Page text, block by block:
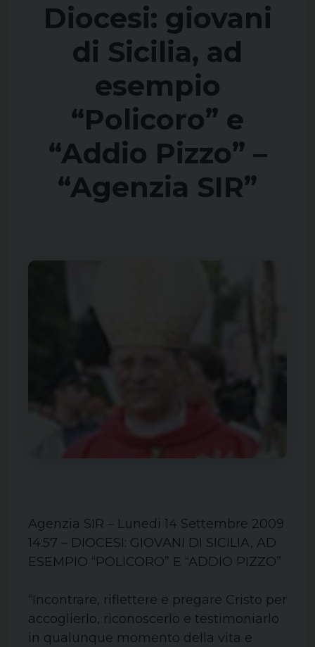
Diocesi: giovani
di Sicilia, ad
esempio
“Policoro” e
“Addio Pizzo” –
“Agenzia SIR”
Agenzia SIR – Lunedi 14 Settembre 2009
14:57 – DIOCESI: GIOVANI DI SICILIA, AD
ESEMPIO “POLICORO” E “ADDIO PIZZO”
“Incontrare, riflettere e pregare Cristo per
accoglierlo, riconoscerlo e testimoniarlo
in qualunque momento della vita e